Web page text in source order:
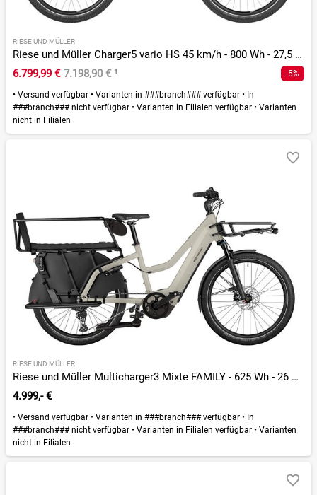
RIESE UND MÜLLER
Riese und Müller Charger5 vario HS 45 km/h - 800 Wh - 27,5 Zoll - Diamant - 2026
6.799,99 € 7.198,90 €¹ -5%
• Versand verfügbar • Varianten in ###branch### verfügbar • In
###branch### nicht verfügbar • Varianten in Filialen verfügbar • Varianten
nicht in Filialen
RIESE UND MÜLLER
Riese und Müller Multicharger3 Mixte FAMILY - 625 Wh - 26 Zoll - Trapez - 2026
4.999,- €
• Versand verfügbar • Varianten in ###branch### verfügbar • In
###branch### nicht verfügbar • Varianten in Filialen verfügbar • Varianten
nicht in Filialen